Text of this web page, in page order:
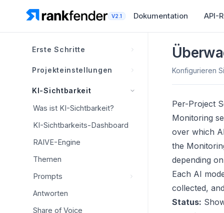
V2.1 Dokumentation API-
Erste Schritte
Was ist Rankfender?
und Limits
Navigationsübersicht
Erstes Projekt einrichten
Konto-Einrichtungs-
Checkliste
Projekteinstellungen
Brand Book-Übersicht
Brand Book-Übersicht
Markeninformationen
Visuelle Identität
Markenstimme
Mit KI generieren
Brand Book Best Practices
Wettbewerber
Wettbewerber
Intelligente Entdeckung
Head-to-Head-Tracking
Klassifizierung und
Personas
Behauptungsebenen
Positionierungsmatrix
Dashboard-Vorlagen
Integrationen
Integrationen
Sitemap
KI-Sichtbarkeit
Was ist KI-Sichtbarkeit?
KI-Sichtbarkeits-Dashboard
RAIVE-Engine
Themen
Prompts
Prompts
Antworten
Share of Voice
Konfigurieren
Per-Project
Monitoring
over which
the
depending
Each AI
collected,
Status: